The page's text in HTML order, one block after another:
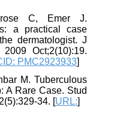
C, Emer J.
a practical case
dermatologist. J
2009 Oct;2(10):19.
PMC2923933
M. Tuberculous
A Rare Case. Stud
34. [URL: